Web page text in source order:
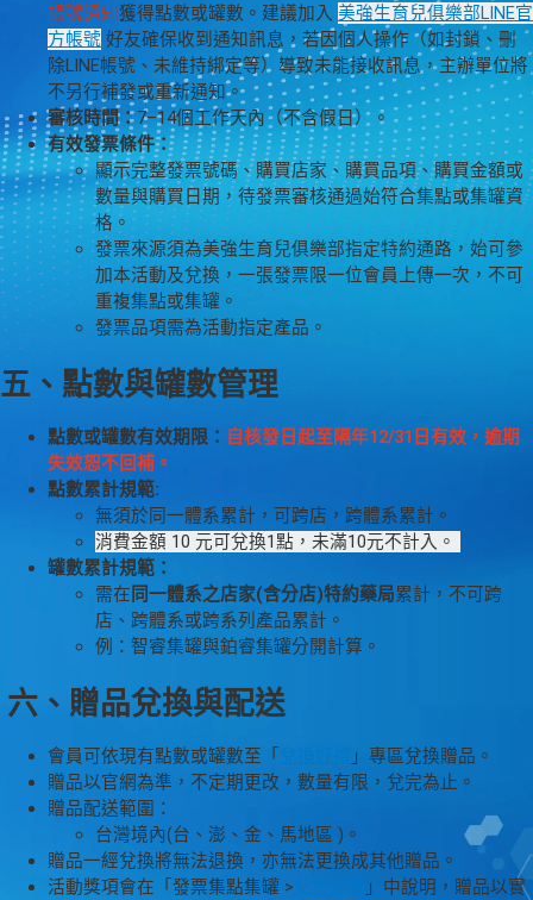
帳號通知獲得點數或罐數。建議加入 美強生育兒俱樂部LINE官
方帳號 好友確保收到通知訊息，若因個人操作（如封鎖、刪
除LINE帳號、未維持綁定等）導致未能接收訊息，主辦單位將
不另行補發或重新通知。
審核時間：7–14個工作天內（不含假日）。
有效發票條件：
顯示完整發票號碼、購買店家、購買品項、購買金額或
數量與購買日期，待發票審核通過始符合集點或集罐資
格。
發票來源須為美強生育兒俱樂部指定特約通路，始可參
加本活動及兌換，一張發票限一位會員上傳一次，不可
重複集點或集罐。
發票品項需為活動指定產品。
五、點數與罐數管理
點數或罐數有效期限： 自核發日起至隔年12/31日有效，逾期
失效恕不回補。
點數累計規範:
無須於同一體系累計，可跨店，跨體系累計。
消費金額 10 元可兌換1點，未滿10元不計入。
罐數累計規範：
需在 同一體系之店家(含分店)特約藥局累計，不可跨
店、跨體系或跨系列產品累計。
例：智睿集罐與鉑睿集罐分開計算。
六、贈品兌換與配送
會員可依現有點數或罐數至「
」專區兌換贈品。
贈品以官網為準，不定期更改，數量有限，兌完為止。
贈品配送範圍：
台灣境內(台、澎、金、馬地區 )。
贈品一經兌換將無法退換，亦無法更換成其他贈品。
活動獎項會在「發票集點集罐 >
」中說明，贈品以實